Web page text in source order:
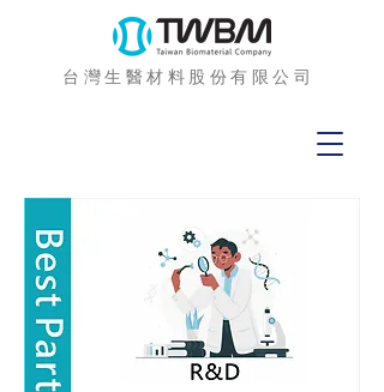
台灣生醫材料股份有限公司